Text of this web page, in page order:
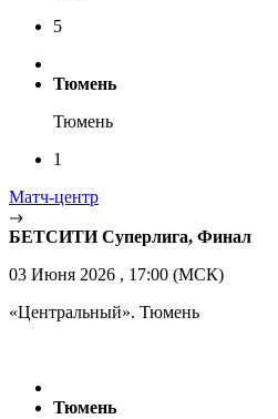
5
Тюмень
Тюмень
1
Матч-центр
БЕТСИТИ Суперлига, Финал
03 Июня 2026 , 17:00 (МСК)
«Центральный». Тюмень
Тюмень